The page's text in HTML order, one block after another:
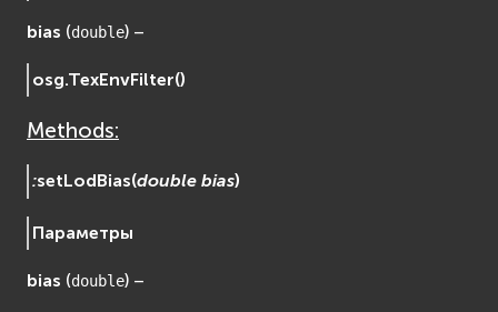
fs
Сеть (Network)
EVremoted
bias (double) –
osg.TexEnvFilter()
Methods:
:setLodBias(double bias)
Параметры
bias (double) –